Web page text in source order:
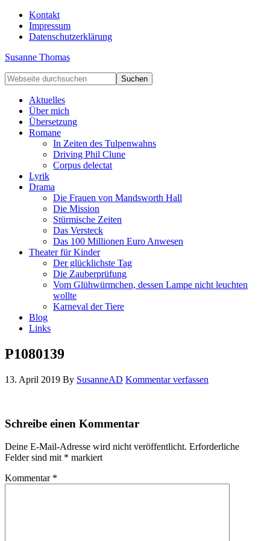
Kontakt
Impressum
Datenschutzerklärung
Susanne Thomas
Aktuelles
Über mich
Übersetzung
Romane
In Zeiten des Tulpenwahns
Driving Phil Clune
Corpus delectat
Lyrik
Drama
Die Frauen von Mandsworth Hall
Die Mission
Stürmische Zeiten
Das Versteck
Das 100 Millionen Euro Anwesen
Theater für Kinder
Der glücklichste Tag
Die Zauberprüfung
Vom Glühwürmchen, dessen Lampe nicht leuchten
wollte
Karneval der Tiere
Blog
Links
P1080139
13. April 2019 By SusanneAD Kommentar verfassen
Schreibe einen Kommentar
Deine E-Mail-Adresse wird nicht veröffentlicht. Erforderliche
Felder sind mit * markiert
Kommentar *